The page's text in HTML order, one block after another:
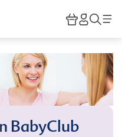
HiPP
BabyClub